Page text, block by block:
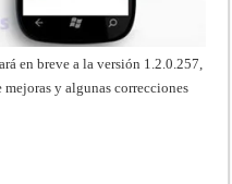
en breve a la versión 1.2.0.257,
y algunas correcciones